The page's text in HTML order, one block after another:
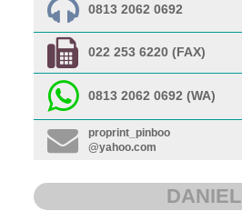
0813 2062 0692
022 253 6220 (FAX)
0813 2062 0692 (WA)
proprint_pinboo
@yahoo.com
DANIEL